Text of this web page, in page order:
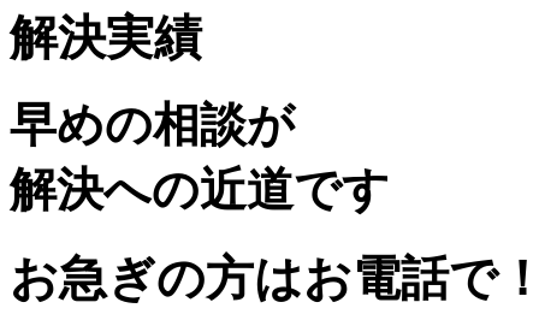
解決実績
早めの相談が
解決への近道です
お急ぎの方はお電話で